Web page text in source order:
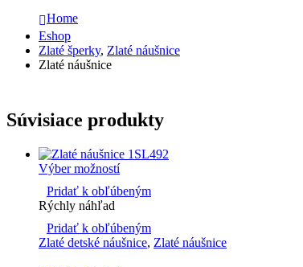
Home
Eshop
Zlaté šperky, Zlaté náušnice
Zlaté náušnice
Súvisiace produkty
Výber možností
Pridať k obľúbeným
Rýchly náhľad
Pridať k obľúbeným
Zlaté detské náušnice, Zlaté náušnice